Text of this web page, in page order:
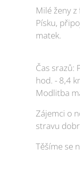
Milé ženy
Písku,
matek.
Čas srazů:
hod. - 8,4
Modlitba
Zájemci o
stravu
Těšíme se